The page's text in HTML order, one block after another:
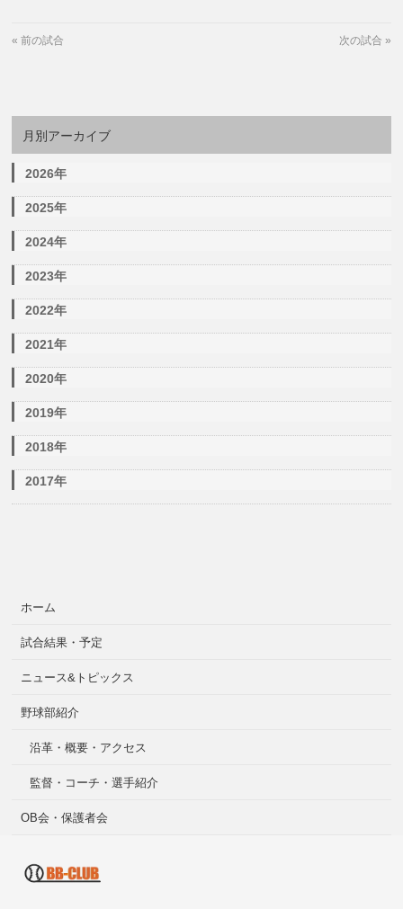
«前の試合 次の試合 »
月別アーカイブ
2026年
2025年
2024年
2023年
2022年
2021年
2020年
2019年
2018年
2017年
ホーム
試合結果・予定
ニュース&トピックス
野球部紹介
沿革・概要・アクセス
監督・コーチ・選手紹介
OB会・保護者会